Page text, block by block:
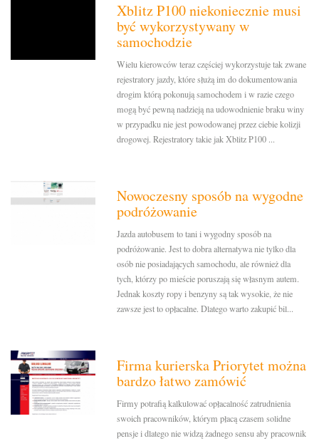
Xblitz P100 niekoniecznie musi
być wykorzystywany w
samochodzie
Wielu kierowców teraz częściej wykorzystuje tak zwane
rejestratory jazdy, które służą im do dokumentowania
drogim którą pokonują samochodem i w razie czego
mogą być pewną nadzieją na udowodnienie braku winy
w przypadku nie jest powodowanej przez ciebie kolizji
drogowej. Rejestratory takie jak Xblitz P100 ...
Nowoczesny sposób na wygodne
podróżowanie
Jazda autobusem to tani i wygodny sposób na
podróżowanie. Jest to dobra alternatywa nie tylko dla
osób nie posiadających samochodu, ale również dla
tych, którzy po mieście poruszają się własnym autem.
Jednak koszty ropy i benzyny są tak wysokie, że nie
zawsze jest to opłacalne. Dlatego warto zakupić bil...
Firma kurierska Priorytet można
bardzo łatwo zamówić
Firmy potrafią kalkulować opłacalność zatrudnienia
swoich pracowników, którym płacą czasem solidne
pensje i dlatego nie widzą żadnego sensu aby pracownik